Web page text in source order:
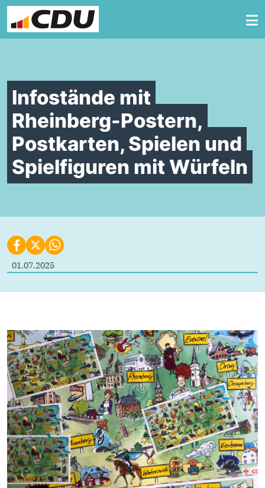
Zum Inhalt springen
Infostände mit
Rheinberg-Postern,
Postkarten, Spielen und
Spielfiguren mit Würfeln
01.07.2025